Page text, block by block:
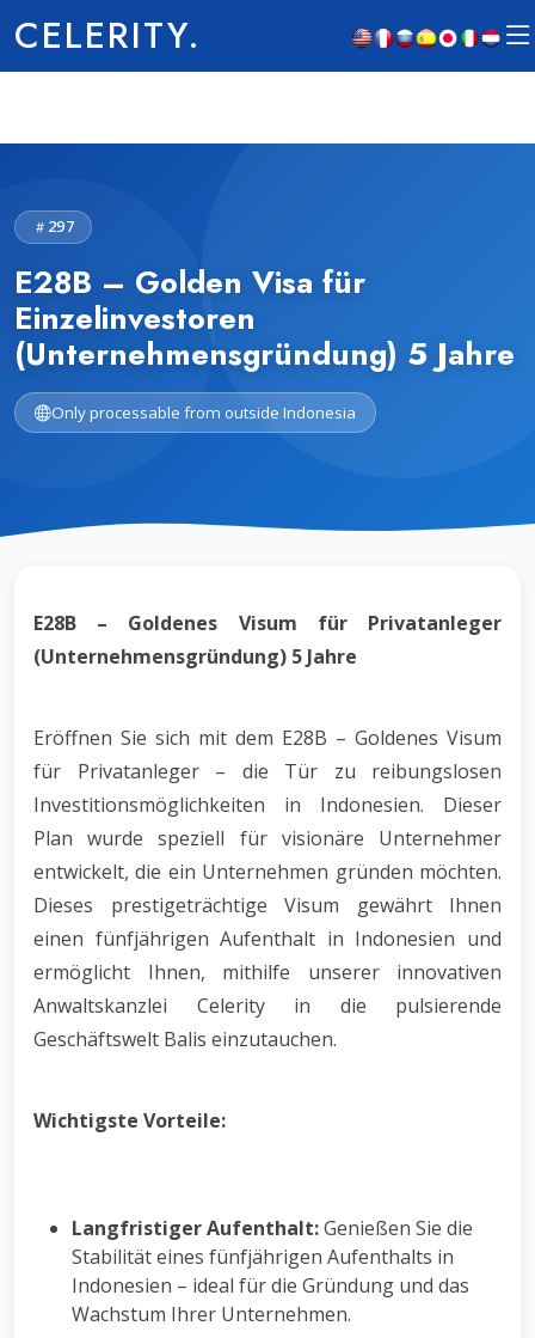
CELERITY.
297
E28B – Golden Visa für
Einzelinvestoren
(Unternehmensgründung) 5 Jahre
Only processable from outside Indonesia
E28B – Goldenes Visum für Privatanleger
(Unternehmensgründung) 5 Jahre
Eröffnen Sie sich mit dem E28B – Goldenes Visum
für Privatanleger – die Tür zu reibungslosen
Investitionsmöglichkeiten in Indonesien. Dieser
Plan wurde speziell für visionäre Unternehmer
entwickelt, die ein Unternehmen gründen möchten.
Dieses prestigeträchtige Visum gewährt Ihnen
einen fünfjährigen Aufenthalt in Indonesien und
ermöglicht Ihnen, mithilfe unserer innovativen
Anwaltskanzlei Celerity in die pulsierende
Geschäftswelt Balis einzutauchen.
Wichtigste Vorteile:
Langfristiger Aufenthalt:Genießen Sie die
Stabilität eines fünfjährigen Aufenthalts in
Indonesien – ideal für die Gründung und das
Wachstum Ihrer Unternehmen.